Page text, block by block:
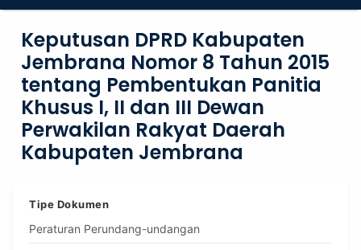
Keputusan DPRD Kabupaten
Jembrana Nomor 8 Tahun 2015
tentang Pembentukan Panitia
Khusus I, II dan III Dewan
Perwakilan Rakyat Daerah
Kabupaten Jembrana
Tipe Dokumen
Peraturan Perundang-undangan